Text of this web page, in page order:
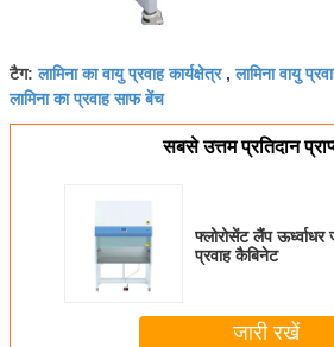
टैग:लामिना का वायु प्रवाह कार्यक्षेत्र,लामिना वायु
लामिना का प्रवाह साफ बेंच
सबसे उत्तम प्रतिदान
फ्लोरोसेंट लैंप ऊर्ध्वाधर
प्रवाह कैबिनेट
जारी रखें